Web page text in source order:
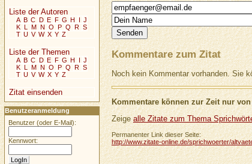
Kommentare zum Zitat
Noch kein Kommentar vorhanden. Sie
Kommentare können zur Zeit nur
Zeigealle Zitate zum Thema
Permanenter Link dieser Seite:
http://www.zitate-online.de/sprichwoerter/
Liste der Autoren
A B C D E F G H I J
K L M N O P Q R S
T U V W X Y Z
Liste der Themen
A B C D E F G H I J
K L M N O P Q R S
T U V W X Y Z
Zitat einsenden
Benutzeranmeldung
Benutzer (oder E-Mail):
Kennwort: